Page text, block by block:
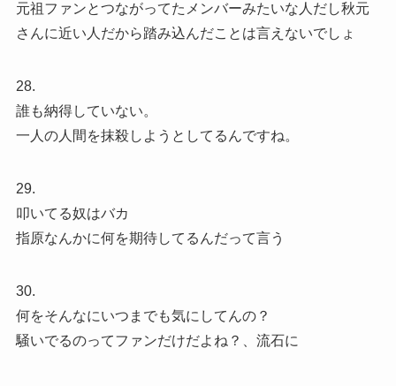
元祖ファンとつながってたメンバーみたいな人だし秋元
さんに近い人だから踏み込んだことは言えないでしょ
28.
誰も納得していない。
一人の人間を抹殺しようとしてるんですね。
29.
叩いてる奴はバカ
指原なんかに何を期待してるんだって言う
30.
何をそんなにいつまでも気にしてんの？
騒いでるのってファンだけだよね？、流石に